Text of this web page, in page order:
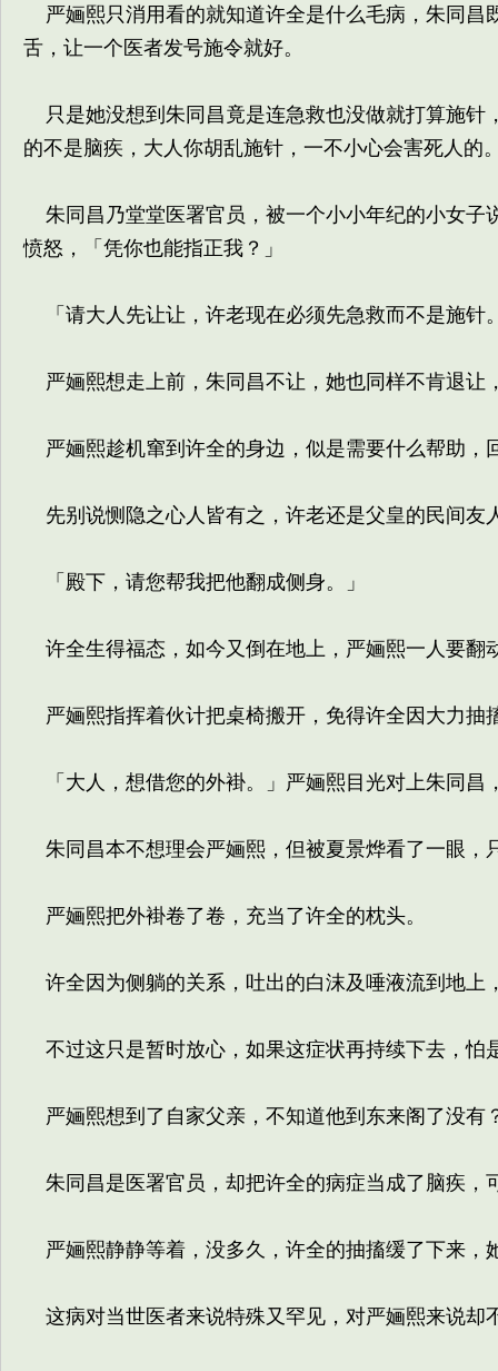
严婳熙只消用看的就知道许全是什么毛病，朱同昌
舌，让一个医者发号施令就好。
只是她没想到朱同昌竟是连急救也没做就打算施针
的不是脑疾，大人你胡乱施针，一不小心会害死人的
朱同昌乃堂堂医署官员，被一个小小年纪的小女子
愤怒，「凭你也能指正我？」
「请大人先让让，许老现在必须先急救而不是施针
严婳熙想走上前，朱同昌不让，她也同样不肯退让
严婳熙趁机窜到许全的身边，似是需要什么帮助，
先别说恻隐之心人皆有之，许老还是父皇的民间友
「殿下，请您帮我把他翻成侧身。」
许全生得福态，如今又倒在地上，严婳熙一人要翻
严婳熙指挥着伙计把桌椅搬开，免得许全因大力抽
「大人，想借您的外褂。」严婳熙目光对上朱同昌
朱同昌本不想理会严婳熙，但被夏景烨看了一眼，
严婳熙把外褂卷了卷，充当了许全的枕头。
许全因为侧躺的关系，吐出的白沫及唾液流到地上
不过这只是暂时放心，如果这症状再持续下去，怕
严婳熙想到了自家父亲，不知道他到东来阁了没有
朱同昌是医署官员，却把许全的病症当成了脑疾，
严婳熙静静等着，没多久，许全的抽搐缓了下来，
这病对当世医者来说特殊又罕见，对严婳熙来说却